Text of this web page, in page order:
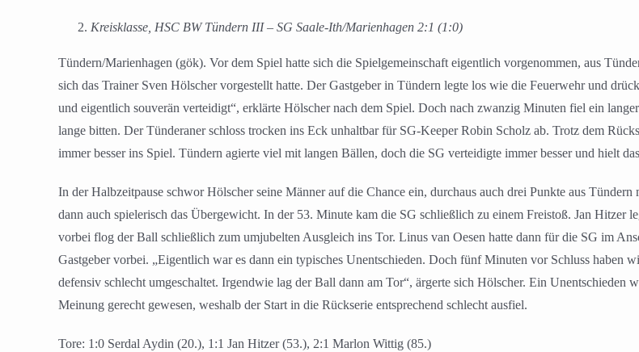
Kreisklasse, HSC BW Tündern III – SG Saale-Ith/Marienhagen 2:1 (1:0)
Tündern/Marienhagen (gök). Vor dem Spiel hatte sich die Spielgemeinschaft eigentlich vorgenommen, aus
sich das Trainer Sven Hölscher vorgestellt hatte. Der Gastgeber in Tündern legte los wie die Feuerwehr und
und eigentlich souverän verteidigt“, erklärte Hölscher nach dem Spiel. Doch nach zwanzig Minuten fiel ein
lange bitten. Der Tünderaner schloss trocken ins Eck unhaltbar für SG-Keeper Robin Scholz ab. Trotz dem
immer besser ins Spiel. Tündern agierte viel mit langen Bällen, doch die SG verteidigte immer besser und hielt
In der Halbzeitpause schwor Hölscher seine Männer auf die Chance ein, durchaus auch drei Punkte aus
dann auch spielerisch das Übergewicht. In der 53. Minute kam die SG schließlich zu einem Freistoß. Jan Hitzer
vorbei flog der Ball schließlich zum umjubelten Ausgleich ins Tor. Linus van Oesen hatte dann für die SG im
Gastgeber vorbei. „Eigentlich war es dann ein typisches Unentschieden. Doch fünf Minuten vor Schluss haben
defensiv schlecht umgeschaltet. Irgendwie lag der Ball dann am Tor“, ärgerte sich Hölscher. Ein Unentschieden
Meinung gerecht gewesen, weshalb der Start in die Rückserie entsprechend schlecht ausfiel.
Tore: 1:0 Serdal Aydin (20.), 1:1 Jan Hitzer (53.), 2:1 Marlon Wittig (85.)